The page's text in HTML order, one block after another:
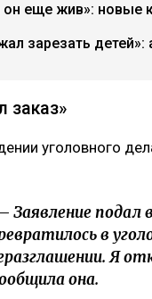
он еще жив»: новые
зарезать
заказ»
уголовного
Заявление подал
в
Я
она.